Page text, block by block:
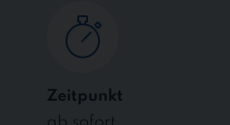
Zeitpunkt